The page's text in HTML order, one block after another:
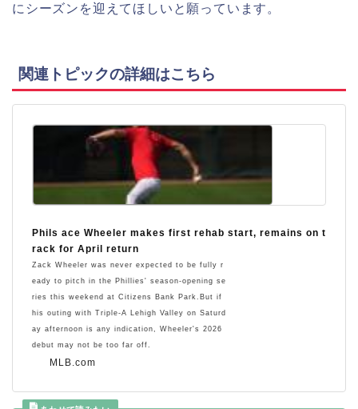
にシーズンを迎えてほしいと願っています。
関連トピックの詳細はこちら
MLB.com
Phils ace Wheeler makes first rehab start, remains on t
rack for April return
Zack Wheeler was never expected to be fully r
eady to pitch in the Phillies' season-opening se
ries this weekend at Citizens Bank Park.But if
his outing with Triple-A Lehigh Valley on Saturd
ay afternoon is any indication, Wheeler's 2026
debut may not be too far off.